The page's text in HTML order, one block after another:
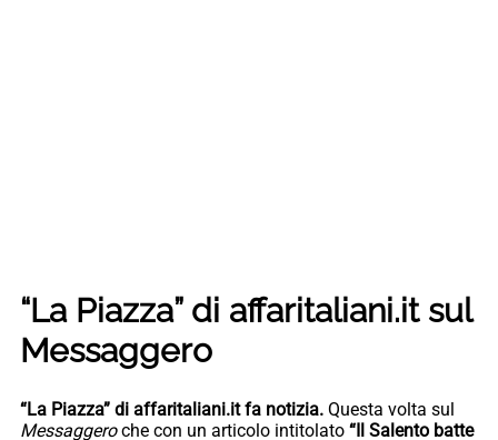
“La Piazza” di affaritaliani.it sul
Messaggero
“La Piazza” di affaritaliani.it fa notizia. Questa volta sul
Messaggeroche con un articolo intitolato “Il Salento batte